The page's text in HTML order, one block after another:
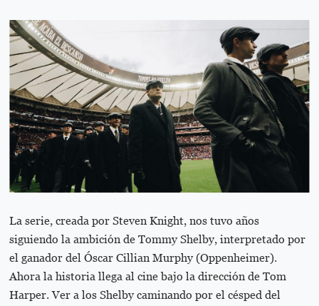
La serie, creada por Steven Knight, nos tuvo años
siguiendo la ambición de Tommy Shelby, interpretado por
el ganador del Óscar Cillian Murphy (Oppenheimer).
Ahora la historia llega al cine bajo la dirección de Tom
Harper. Ver a los Shelby caminando por el césped del